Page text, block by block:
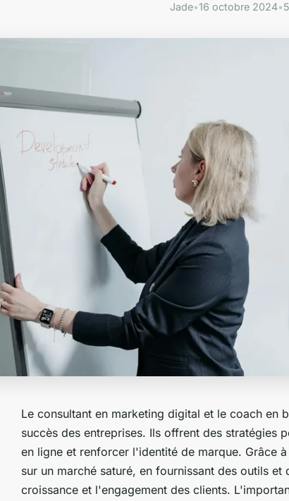
Jade•16 octobre 2024•
Le consultant en marketing digital et le coach en
succès des entreprises. Ils offrent des stratégies
en ligne et renforcer l'identité de marque. Grâce
sur un marché saturé, en fournissant des outils
croissance et l'engagement des clients.